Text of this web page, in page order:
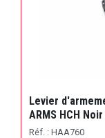
Levier
ARMS HCH Noir
Réf. : HAA760